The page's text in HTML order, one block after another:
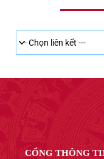
CỔNG THÔNG